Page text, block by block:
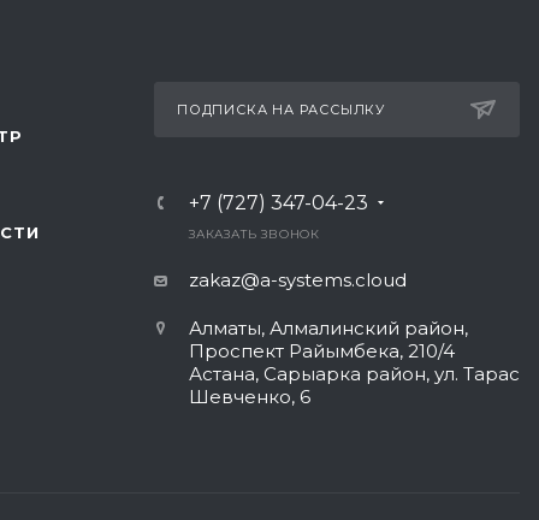
ПОДПИСКА НА РАССЫЛКУ
+7 (727) 347-04-23
ЗАКАЗАТЬ ЗВОНОК
zakaz@a-systems.cloud
Алматы, ​Алмалинский район,
Проспект Райымбека, 210/4
Астана, Сарыарка район, ул. Тарас
Шевченко, 6​